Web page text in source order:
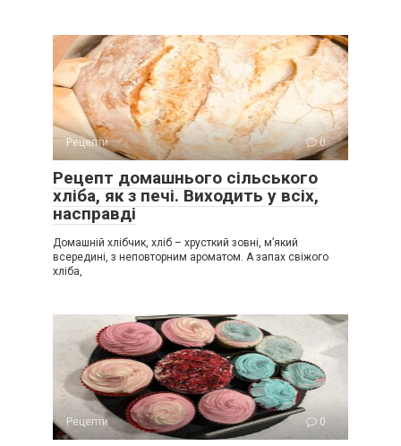
Рецепти 0
Рецепт домашнього сільського
хліба, як з печі. Виходить у всіх,
насправді
Домашній хлібчик, хліб – хрусткий зовні, м’який
всередині, з неповторним ароматом. А запах свіжого
хліба,
Рецепти 0